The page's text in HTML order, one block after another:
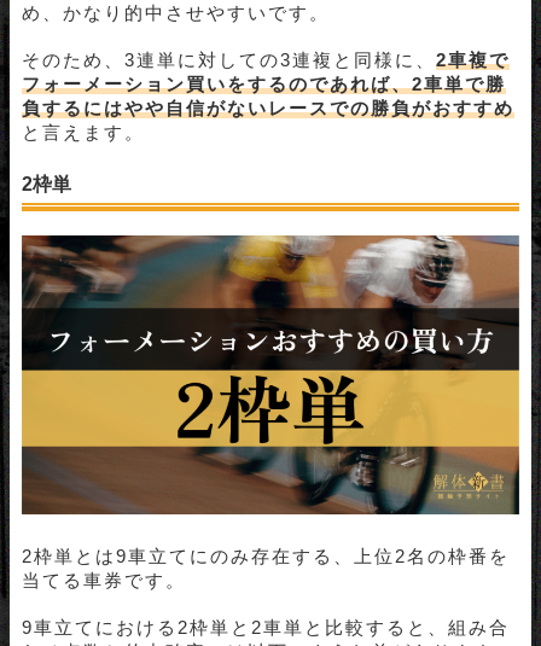
め、かなり的中させやすいです。
そのため、3連単に対しての3連複と同様に、 2車複で
フォーメーション買いをするのであれば、2車単で勝
負するにはやや自信がないレースでの勝負がおすすめ
と言えます。
2枠単
2枠単とは9車立てにのみ存在する、上位2名の枠番を
当てる車券です。
9車立てにおける2枠単と2車単と比較すると、組み合